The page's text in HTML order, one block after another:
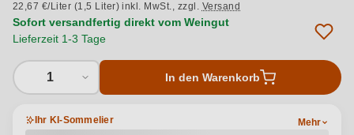
22,67 €/Liter (1,5 Liter) inkl. MwSt., zzgl. Versand
Sofort versandfertig direkt vom Weingut
Lieferzeit 1-3 Tage
1 In den Warenkorb
Ihr KI-Sommelier Mehr